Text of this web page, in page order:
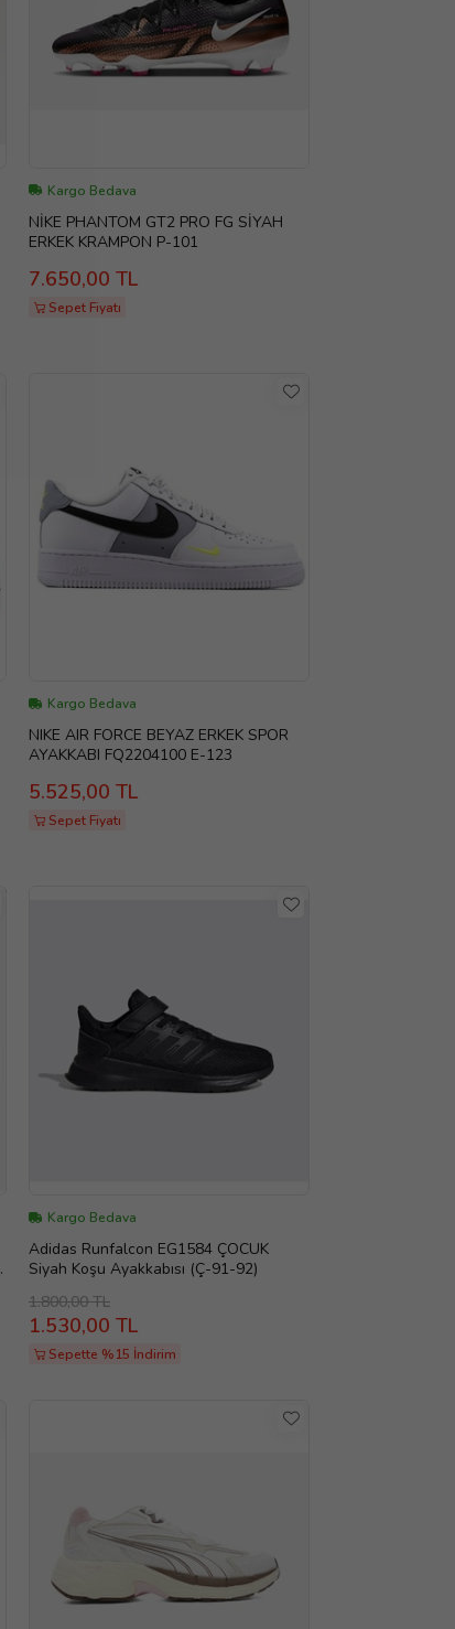
Kargo Bedava
NİKE PHANTOM GT2 PRO FG SİYAH
ERKEK KRAMPON P-101
7.650,00 TL
Sepet Fiyatı
Kargo Bedava
NIKE AIR FORCE BEYAZ ERKEK SPOR
AYAKKABI FQ2204100 E-123
5.525,00 TL
Sepet Fiyatı
Kargo Bedava
Adidas Runfalcon EG1584 ÇOCUK
Siyah Koşu Ayakkabısı (Ç-91-92)
1.800,00 TL
1.530,00 TL
Sepette %15 İndirim